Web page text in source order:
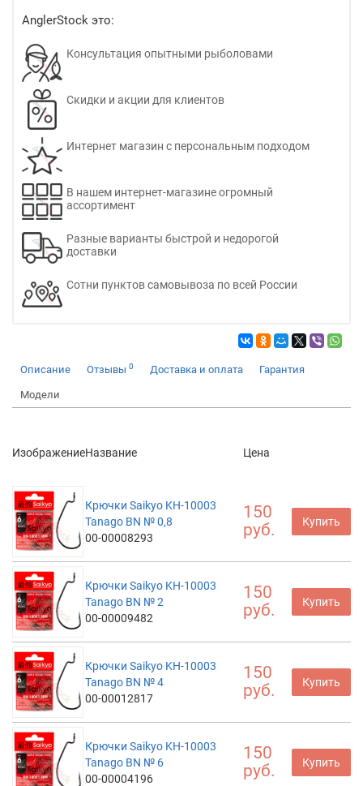
AnglerStock это:
Консультация опытными рыболовами
Скидки и акции для клиентов
Интернет магазин с персональным подходом
В нашем интернет-магазине огромный
ассортимент
Разные варианты быстрой и недорогой
доставки
Сотни пунктов самовывоза по всей России
Описание Отзывы 0 Доставка и оплата Гарантия
Модели
ИзображениеНазвание Цена
Крючки Saikyo KH-10003
Tanago BN № 0,8
00-00008293
150
руб.
Купить
Крючки Saikyo KH-10003
Tanago BN № 2
00-00009482
150
руб.
Купить
Крючки Saikyo KH-10003
Tanago BN № 4
00-00012817
150
руб.
Купить
Крючки Saikyo KH-10003
Tanago BN № 6
00-00004196
150
руб.
Купить